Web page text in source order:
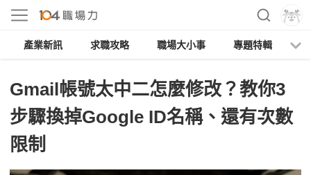
產業新訊 求職攻略 職場大小事 專題特輯
Gmail帳號太中二怎麼修改？教你3
步驟換掉Google ID名稱、還有次數
限制